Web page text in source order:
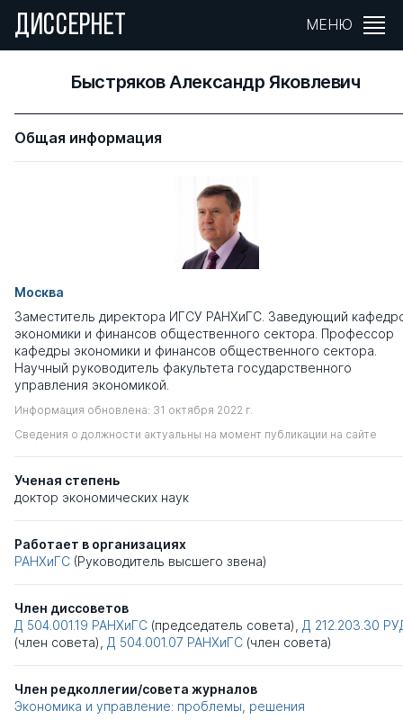
ДИССЕРНЕТ МЕНЮ
Быстряков Александр Яковлевич
Общая информация
Москва
Заместитель директора ИГСУ РАНХиГС. Заведующий
экономики и финансов общественного сектора. Профессор
кафедры экономики и финансов общественного сектора.
Научный руководитель факультета государственного
управления экономикой.
Информация обновлена: 31 октября 2022 г.
Сведения о должности актуальны на момент публикации на сайте
Ученая степень
доктор экономических наук
Работает в организациях
РАНХиГС (Руководитель высшего звена)
Член диссоветов
Д 504.001.19 РАНХиГС (председатель совета), Д 212.203.30
(член совета), Д 504.001.07 РАНХиГС (член совета)
Член редколлегии/совета журналов
Экономика и управление: проблемы, решения